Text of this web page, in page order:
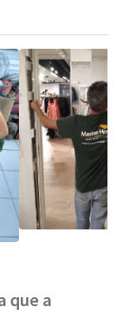
que a